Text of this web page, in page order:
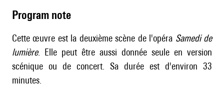
Program note
Cette œuvre est la deuxième scène de l'opéra Samedi de
lumière. Elle peut être aussi donnée seule en version
scénique ou de concert. Sa durée est d'environ 33
minutes.